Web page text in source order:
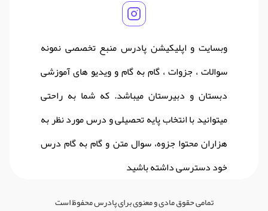
وبسایت و اپلیکیشن پادرس منبع تخصصی نمونه
سوالات ، جزوات ، گام به گام و ویدیو های آموزشی
دبستان و دبیرستان میباشد. که شما به راحتی
میتوانید با انتخاب پایه تحصیلی و درس مورد نظر به
هزاران محتوا جزوه، سوال متن و گام به گام درس
خود دسترسی داشته باشید
تمامی حقوق مادی و معنوی برای پادرس محفوظ است